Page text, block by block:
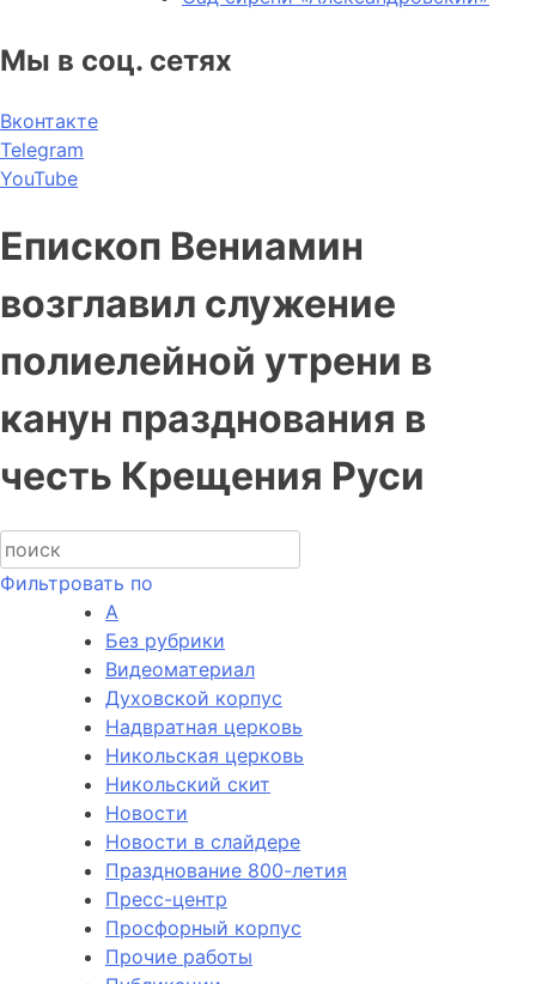
Мы в соц. сетях
Вконтакте
Telegram
YouTube
Епископ Вениамин
возглавил служение
полиелейной утрени в
канун празднования в
честь Крещения Руси
Фильтровать по
А
Без рубрики
Видеоматериал
Духовской корпус
Надвратная церковь
Никольская церковь
Никольский скит
Новости
Новости в слайдере
Празднование 800-летия
Пресс-центр
Просфорный корпус
Прочие работы